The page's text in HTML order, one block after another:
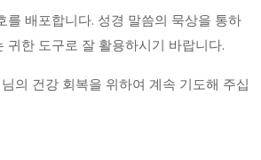
를 배포합니다. 성경 말씀의 묵상을 통하
귀한 도구로 잘 활용하시기 바랍니다.
의 건강 회복을 위하여 계속 기도해 주십